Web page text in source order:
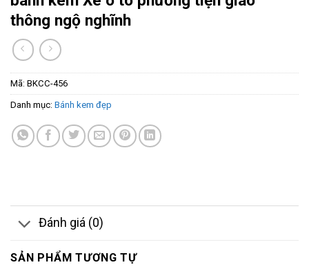
thông ngộ nghĩnh
Mã: BKCC-456
Danh mục: Bánh kem đẹp
Đánh giá (0)
SẢN PHẨM TƯƠNG TỰ